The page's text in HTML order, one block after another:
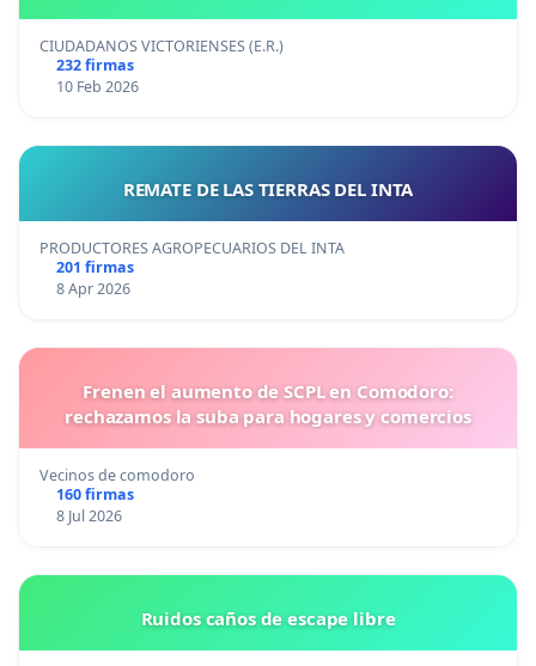
CIUDADANOS VICTORIENSES (E.R.)
232 firmas
10 Feb 2026
REMATE DE LAS TIERRAS DEL INTA
PRODUCTORES AGROPECUARIOS DEL INTA
201 firmas
8 Apr 2026
Frenen el aumento de SCPL en Comodoro:
rechazamos la suba para hogares y comercios
Vecinos de comodoro
160 firmas
8 Jul 2026
Ruidos caños de escape libre